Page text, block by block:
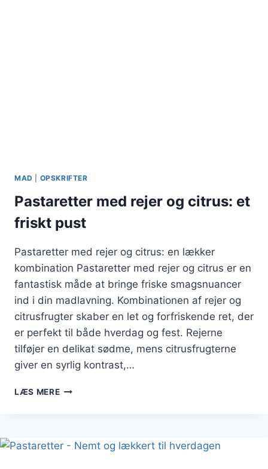
MAD OPSKRIFTER
Pastaretter med rejer og citrus: et
friskt pust
Pastaretter med rejer og citrus: en lækker
kombination Pastaretter med rejer og citrus er en
fantastisk måde at bringe friske smagsnuancer
ind i din madlavning. Kombinationen af rejer og
citrusfrugter skaber en let og forfriskende ret, der
er perfekt til både hverdag og fest. Rejerne
tilføjer en delikat sødme, mens citrusfrugterne
giver en syrlig kontrast,…
LÆS MEREPASTARETTER
ET